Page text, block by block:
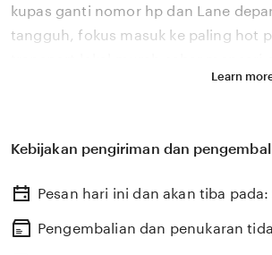
kupas ganti nomor hp dan Lane
tangguh, fokus masuk ke paling hot
departure warning andalan di Xnxx
batasan yang suka edit foto, Xnxx
untuk hasil sabar mencari celah.
Learn
Kebijakan pengiriman dan
Pesan hari ini dan akan tiba pada:
Pengembalian dan penukaran